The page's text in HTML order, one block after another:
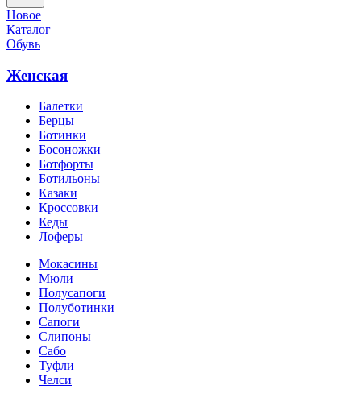
Новое
Каталог
Обувь
Женская
Балетки
Берцы
Ботинки
Босоножки
Ботфорты
Ботильоны
Казаки
Кроссовки
Кеды
Лоферы
Мокасины
Мюли
Полусапоги
Полуботинки
Сапоги
Слипоны
Сабо
Туфли
Челси